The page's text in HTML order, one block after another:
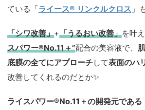
ている「ライース® リンクルクロス 」
「シワ改善」+「うるおい改善」を叶
スパワー®No.11＋”配合の美容液で、
底膜の全てにアプローチして表面のハ
改善してくれるのだとか✨
ライスパワー®No.11＋の開発元である